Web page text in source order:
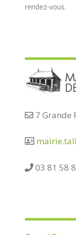
rendez-vous.
7 Grande
03 81 58